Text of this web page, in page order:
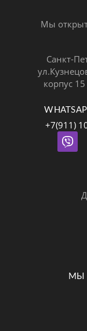
Мы
Санкт-
корпус
+7(911)
МЫ